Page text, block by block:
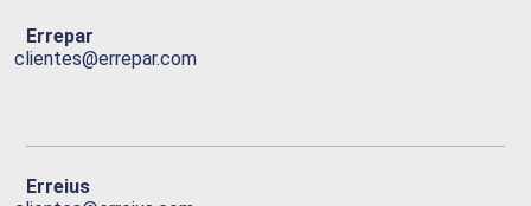
Errepar
clientes@errepar.com
Erreius